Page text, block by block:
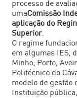
processo de
umaComissão
aplicação do
Superior.
O regime
em algumas IES,
Minho, Porto,
Politécnico do
modelo de gestão
Instituição